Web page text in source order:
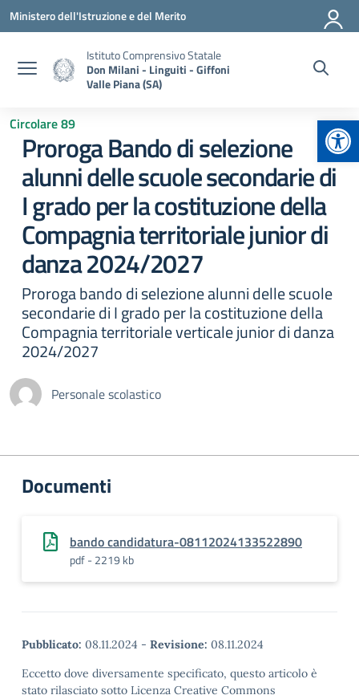
Vai ai contenuti
Vai al menu di navigazione
Vai al footer
Ministero dell'Istruzione e del Merito
Istituto Comprensivo Statale
Don Milani - Linguiti - Giffoni
Valle Piana (SA)
Circolare 89
Proroga Bando di selezione
alunni delle scuole secondarie di
I grado per la costituzione della
Compagnia territoriale junior di
danza 2024/2027
Proroga bando di selezione alunni delle scuole
secondarie di I grado per la costituzione della
Compagnia territoriale verticale junior di danza
2024/2027
Personale scolastico
Documenti
bando candidatura-08112024133522890
pdf - 2219 kb
Pubblicato: 08.11.2024 - Revisione: 08.11.2024
Eccetto dove diversamente specificato, questo articolo è
stato rilasciato sotto Licenza Creative Commons